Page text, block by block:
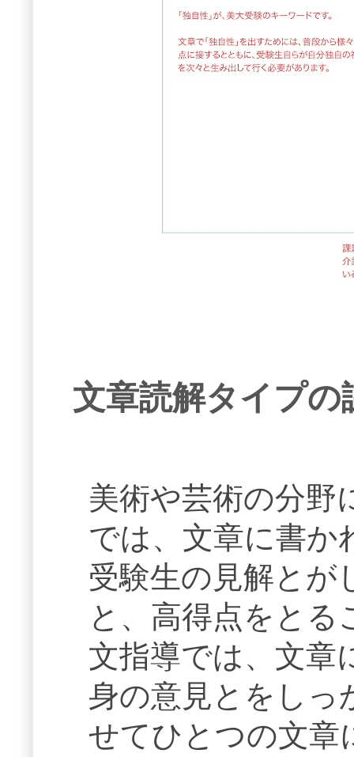
文章読解タイプの
美術や芸術の分野
では、文章に書か
受験生の見解とが
と、高得点をとる
文指導では、文章
身の意見とをしっ
せてひとつの文章